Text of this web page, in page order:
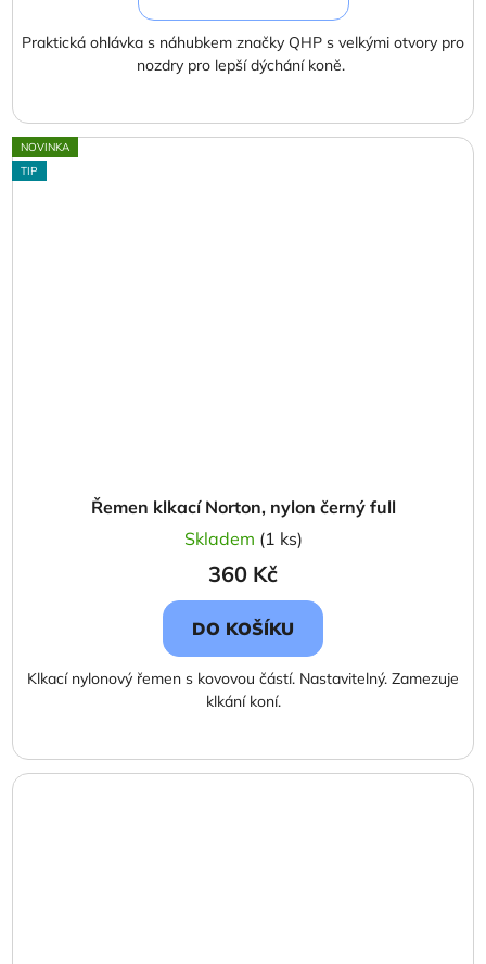
Praktická ohlávka s náhubkem značky QHP s velkými otvory pro
nozdry pro lepší dýchání koně.
NOVINKA
TIP
Řemen klkací Norton, nylon černý full
Skladem (1 ks)
360 Kč
DO KOŠÍKU
Klkací nylonový řemen s kovovou částí. Nastavitelný. Zamezuje
klkání koní.